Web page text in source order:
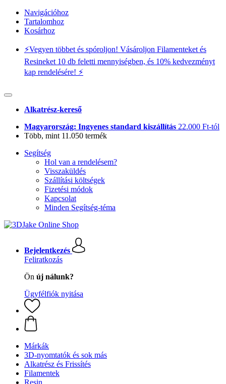
Navigációhoz
Tartalomhoz
Kosárhoz
⚡️Vegyen többet és spóroljon! Vásároljon Filamenteket és
Resineket 10 db feletti mennyiségben, és 10% kedvezményt
kap rendelésére! ⚡️
Alkatrész-kereső
Magyarország: Ingyenes standard kiszállítás 22.000 Ft-tól
Több, mint 11.050 termék
Segítség
Hol van a rendelésem?
Visszaküldés
Szállítási költségek
Fizetési módok
Kapcsolat
Minden Segítség-téma
Bejelentkezés
Feliratkozás
Ön új nálunk?
Ügyfélfiók nyitása
Márkák
3D-nyomtatók és sok más
Alkatrész és Frissítés
Filamentek
Resin